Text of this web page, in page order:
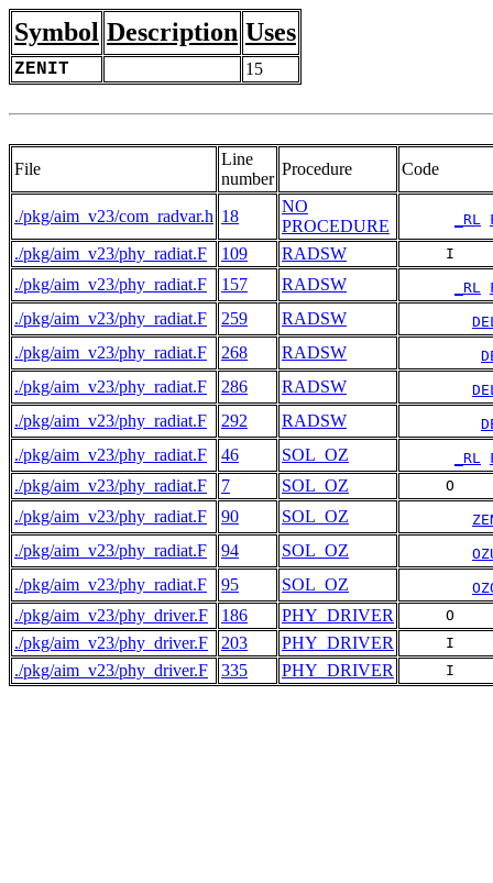
Symbol Description Uses
ZENIT 15
File
Line
number
Procedure Code
./pkg/aim_v23/com_radvar.h 18
NO
PROCEDURE
_RL
./pkg/aim_v23/phy_radiat.F 109 RADSW
./pkg/aim_v23/phy_radiat.F 157 RADSW _RL
./pkg/aim_v23/phy_radiat.F 259 RADSW
./pkg/aim_v23/phy_radiat.F 268 RADSW
./pkg/aim_v23/phy_radiat.F 286 RADSW
./pkg/aim_v23/phy_radiat.F 292 RADSW
./pkg/aim_v23/phy_radiat.F 46 SOL_OZ _RL
./pkg/aim_v23/phy_radiat.F 7 SOL_OZ
./pkg/aim_v23/phy_radiat.F 90 SOL_OZ
./pkg/aim_v23/phy_radiat.F 94 SOL_OZ
./pkg/aim_v23/phy_radiat.F 95 SOL_OZ
./pkg/aim_v23/phy_driver.F 186 PHY_DRIVER
./pkg/aim_v23/phy_driver.F 203 PHY_DRIVER
./pkg/aim_v23/phy_driver.F 335 PHY_DRIVER